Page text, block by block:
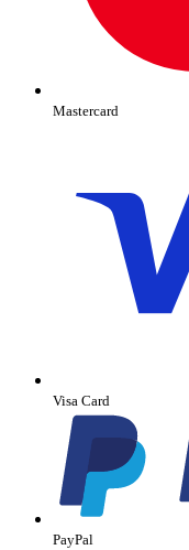
Mastercard
Visa Card
PayPal